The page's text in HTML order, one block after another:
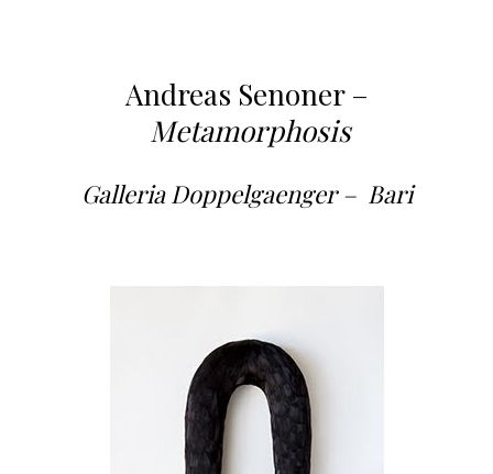
Andreas Senoner –
Metamorphosis
Galleria Doppelgaenger – Bari